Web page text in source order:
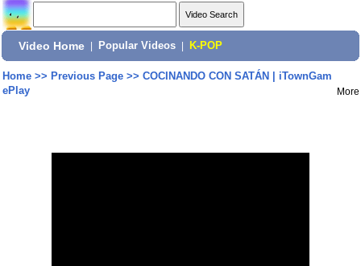
Video Home Popular Videos K-POP
Home>> Previous Page>> COCINANDO CON SATÁN | iTownGam
ePlay
More